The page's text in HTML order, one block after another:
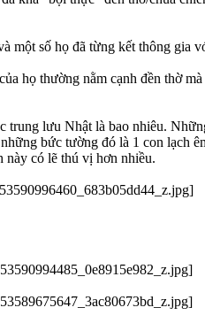
một số họ đã từng kết thông gia
họ thường nằm cạnh đền thờ
lưu Nhật là bao nhiêu.
bức tường đó là 1 con lạch
này có lẽ thú vị hơn nhiều.